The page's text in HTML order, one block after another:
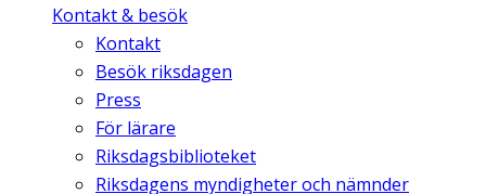
Kontakt & besök
Kontakt
Besök riksdagen
Press
För lärare
Riksdagsbiblioteket
Riksdagens myndigheter och nämnder